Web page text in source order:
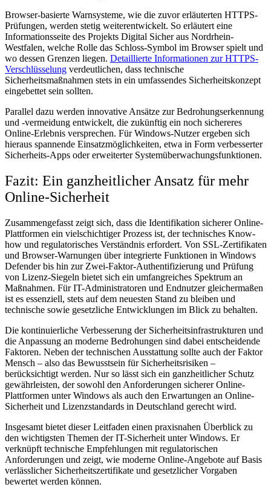
Browser-basierte Warnsysteme, wie die zuvor erläuterten HTTPS-
Prüfungen, werden stetig weiterentwickelt. So erläutert eine
Informationsseite des Projekts Digital Sicher aus Nordrhein-
Westfalen, welche Rolle das Schloss-Symbol im Browser spielt und
wo dessen Grenzen liegen. Detaillierte Informationen zur HTTPS-
Verschlüsselung verdeutlichen, dass technische
Sicherheitsmaßnahmen stets in ein umfassendes Sicherheitskonzept
eingebettet sein sollten.
Parallel dazu werden innovative Ansätze zur Bedrohungserkennung
und -vermeidung entwickelt, die zukünftig ein noch sichereres
Online-Erlebnis versprechen. Für Windows-Nutzer ergeben sich
hieraus spannende Einsatzmöglichkeiten, etwa in Form verbesserter
Sicherheits-Apps oder erweiterter Systemüberwachungsfunktionen.
Fazit: Ein ganzheitlicher Ansatz für mehr
Online-Sicherheit
Zusammengefasst zeigt sich, dass die Identifikation sicherer Online-
Plattformen ein vielschichtiger Prozess ist, der technisches Know-
how und regulatorisches Verständnis erfordert. Von SSL-Zertifikaten
und Browser-Warnungen über integrierte Funktionen in Windows
Defender bis hin zur Zwei-Faktor-Authentifizierung und Prüfung
von Lizenz-Siegeln bietet sich ein umfangreiches Spektrum an
Maßnahmen. Für IT-Administratoren und Endnutzer gleichermaßen
ist es essenziell, stets auf dem neuesten Stand zu bleiben und
technische sowie gesetzliche Entwicklungen im Blick zu behalten.
Die kontinuierliche Verbesserung der Sicherheitsinfrastrukturen und
die Anpassung an moderne Bedrohungen sind dabei entscheidende
Faktoren. Neben der technischen Ausstattung sollte auch der Faktor
Mensch – also das Bewusstsein für Sicherheitsrisiken –
berücksichtigt werden. Nur so lässt sich ein ganzheitlicher Schutz
gewährleisten, der sowohl den Anforderungen sicherer Online-
Plattformen unter Windows als auch den Erwartungen an Online-
Sicherheit und Lizenzstandards in Deutschland gerecht wird.
Insgesamt bietet dieser Leitfaden einen praxisnahen Überblick zu
den wichtigsten Themen der IT-Sicherheit unter Windows. Er
verknüpft technische Empfehlungen mit regulatorischen
Anforderungen und zeigt, wie moderne Online-Angebote auf Basis
verlässlicher Sicherheitszertifikate und gesetzlicher Vorgaben
bewertet werden können.